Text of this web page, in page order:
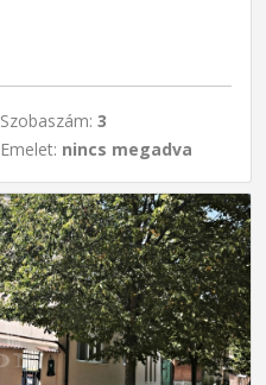
Szobaszám: 3
Emelet: nincs megadva